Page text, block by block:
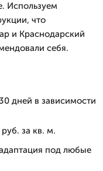
Используем
что
и Краснодарский
себя.
дней в зависимости
за кв. м.
под любые